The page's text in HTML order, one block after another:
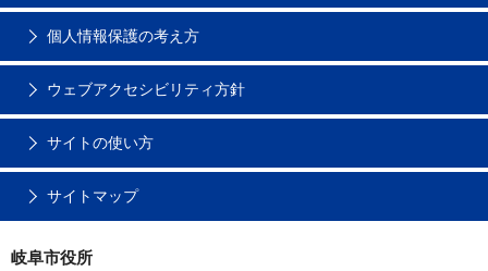
個人情報保護の考え方
ウェブアクセシビリティ方針
サイトの使い方
サイトマップ
岐阜市役所